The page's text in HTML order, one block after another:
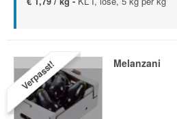
Verpasst! Melanzani